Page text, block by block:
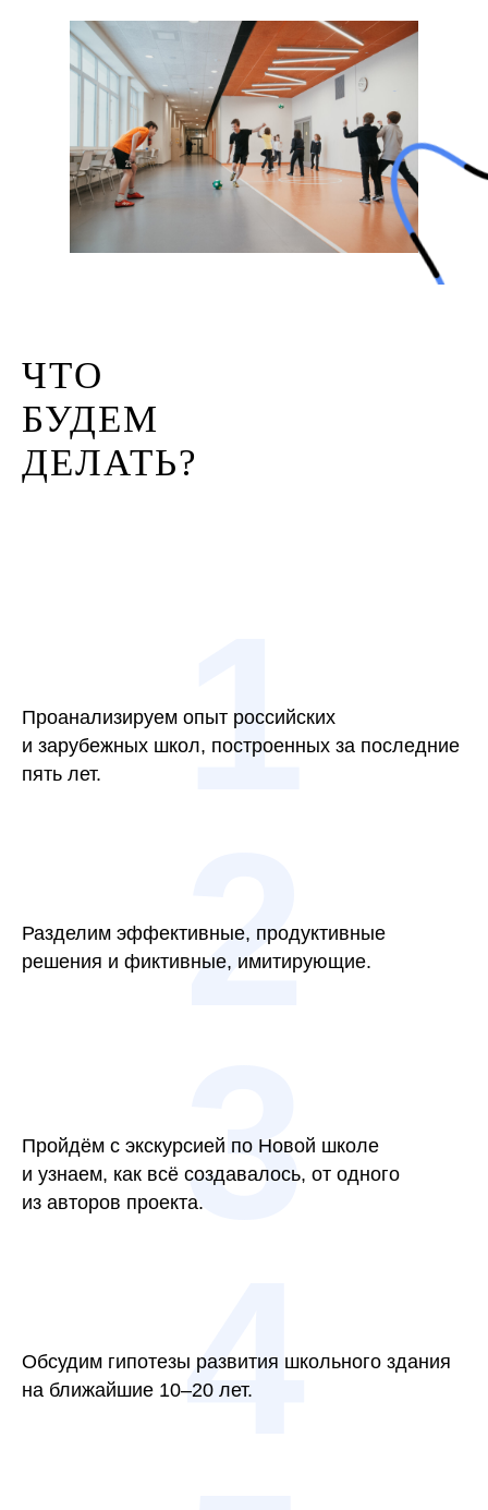
ЧТО
БУДЕМ
ДЕЛАТЬ?
Проанализируем опыт российских
и зарубежных школ, построенных за последние
пять лет.
1
Разделим эффективные, продуктивные
решения и фиктивные, имитирующие.
2
Пройдём с экскурсией по Новой школе
и узнаем, как всё создавалось, от одного
из авторов проекта.3
Обсудим гипотезы развития школьного здания
на ближайшие 10–20 лет.
4